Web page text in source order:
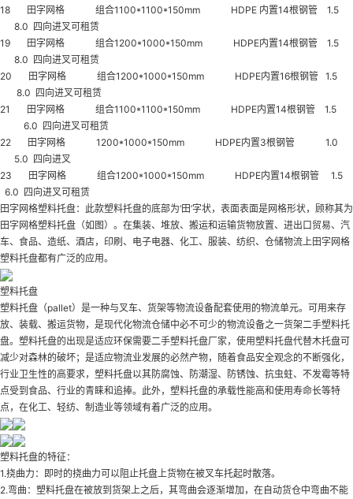
18 田字网格 组合1100*1100*150mm HDPE 内置14根钢管 1.5
8.0 四向进叉可租赁
19 田字网格 组合1200*1000*150mm HDPE内置14根钢管 1.5
8.0 四向进叉可租赁
20 田字网格 组合1200*1000*150mm HDPE内置16根钢管 1.5
8.0 四向进叉可租赁
21 田字网格 组合1100*1100*150mm HDPE内置14根钢管 1.5
6.0 四向进叉可租赁
22 田字网格 1200*1000*150mm HDPE内置3根钢管 1.0
5.0 四向进叉
23 田字网格 组合1200*1000*150mm HDPE内置14根钢管 1.5
6.0 四向进叉可租赁
田字网格塑料托盘：此款塑料托盘的底部为‘田’字状，表面表面是网格形状，顾称其为
田字网格塑料托盘（如图）。在集装、堆放、搬运和运输货物放置、进出口贸易、汽
车、食品、造纸、酒店，印刷、电子电器、化工、服装、纺织、仓储物流上田字网格
塑料托盘都有广泛的应用。
塑料托盘
塑料托盘（pallet）是一种与叉车、货架等物流设备配套使用的物流单元。可用来存
放、装载、搬运货物，是现代化物流仓储中必不可少的物流设备之一货架二手塑料托
盘。塑料托盘的出现是适应环保需要二手塑料托盘厂家 ，使用塑料托盘代替木托盘可
减少对森林的破坏；是适应物流业发展的必然产物，随着食品安全观念的不断强化，
行业卫生性的高要求，塑料托盘以其防腐蚀、防潮湿、防锈蚀、抗虫蛀、不发霉等特
点受到食品、行业的青睐和追捧。此外，塑料托盘的承载性能高和使用寿命长等特
点，在化工、轻纺、制造业等领域有着广泛的应用。
塑料托盘的特征：
1.挠曲力：即时的挠曲力可以阻止托盘上货物在被叉车托起时散落。
2.弯曲：塑料托盘在被放到货架上之后，其弯曲会逐渐增加，在自动货仓中弯曲不能